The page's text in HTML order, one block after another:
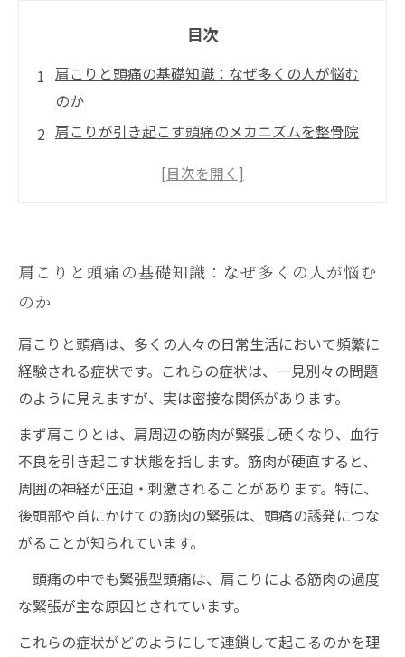
目次
肩こりと頭痛の基礎知識：なぜ多くの人が悩む
のか
肩こりが引き起こす頭痛のメカニズムを整骨院
整骨院で行う肩こりと頭痛の効果的な施術方法
すために
肩こりと頭痛の基礎知識：なぜ多くの人が悩む
のか
肩こりと頭痛は、多くの人々の日常生活において頻繁に
経験される症状です。これらの症状は、一見別々の問題
のように見えますが、実は密接な関係があります。
まず肩こりとは、肩周辺の筋肉が緊張し硬くなり、血行
不良を引き起こす状態を指します。筋肉が硬直すると、
周囲の神経が圧迫・刺激されることがあります。特に、
後頭部や首にかけての筋肉の緊張は、頭痛の誘発につな
がることが知られています。
頭痛の中でも緊張型頭痛は、肩こりによる筋肉の過度
な緊張が主な原因とされています。
これらの症状がどのようにして連鎖して起こるのかを理